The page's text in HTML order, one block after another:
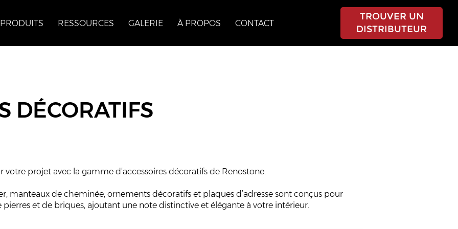
PRODUITS RESSOURCES GALERIE À PROPOS CONTACT
TROUVER UN
DISTRIBUTEUR
DÉCORATIFS
projet avec la gamme d’accessoires décoratifs de Renostone.
manteaux de cheminée, ornements décoratifs et plaques d’adresse sont conçus pour
pierres et de briques, ajoutant une note distinctive et élégante à votre intérieur.